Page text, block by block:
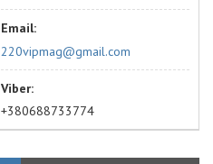
220vipmag@gmail.com
+380688733774